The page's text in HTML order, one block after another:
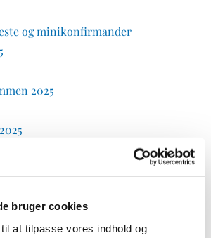
bruger cookies
at tilpasse vores indhold og
og minikonfirmander
2025
maj 2025